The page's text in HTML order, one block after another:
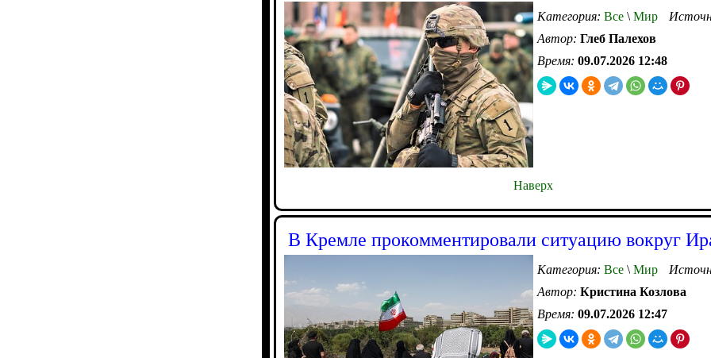
Категория: Все \ Мир
Автор: Глеб Палехов
Время: 09.07.2026 12:48
Наверх
В Кремле прокомментировали ситуацию вокруг
Категория: Все \ Мир
Автор: Кристина Козлова
Время: 09.07.2026 12:47